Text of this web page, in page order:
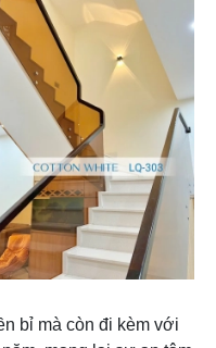
bỉ mà còn đi kèm với